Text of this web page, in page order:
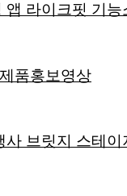
라이크핏 기
품홍보영상
브릿지 스테이